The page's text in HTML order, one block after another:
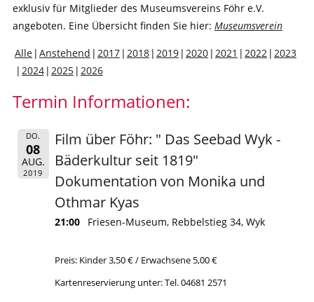
exklusiv für Mitglieder des Museumsvereins Föhr e.V.
angeboten. Eine Übersicht finden Sie hier: Museumsverein
Alle Anstehend 2017 2018 2019 2020 2021 2022
2023
2024 2025 2026
Termin Informationen:
DO.
08
AUG.
2019
Film über Föhr: " Das Seebad Wyk -
Bäderkultur seit 1819"
Dokumentation von Monika und
Othmar Kyas
21:00 Friesen-Museum, Rebbelstieg 34, Wyk
Preis: Kinder 3,50 € / Erwachsene 5,00 €
Kartenreservierung unter: Tel. 04681 2571